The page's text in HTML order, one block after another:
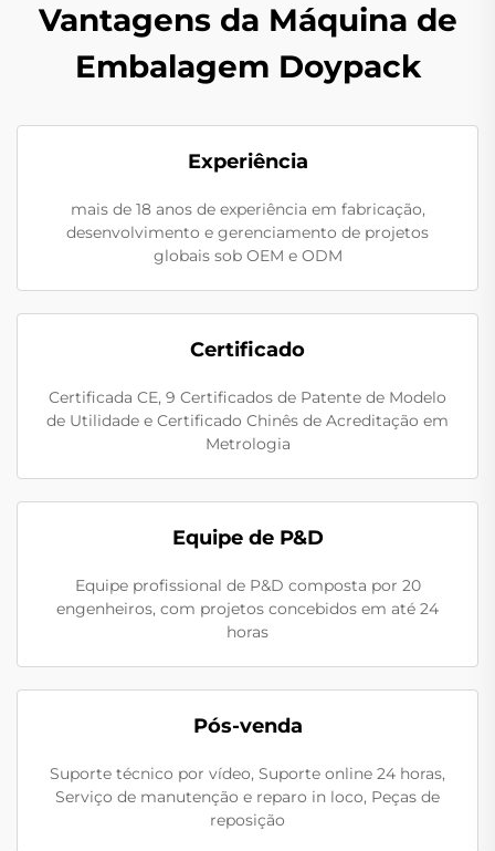
Vantagens da Máquina de
Embalagem Doypack
Experiência
mais de 18 anos de experiência em fabricação,
desenvolvimento e gerenciamento de projetos
globais sob OEM e ODM
Certificado
Certificada CE, 9 Certificados de Patente de Modelo
de Utilidade e Certificado Chinês de Acreditação em
Metrologia
Equipe de P&D
Equipe profissional de P&D composta por 20
engenheiros, com projetos concebidos em até 24
horas
Pós-venda
Suporte técnico por vídeo, Suporte online 24 horas,
Serviço de manutenção e reparo in loco, Peças de
reposição